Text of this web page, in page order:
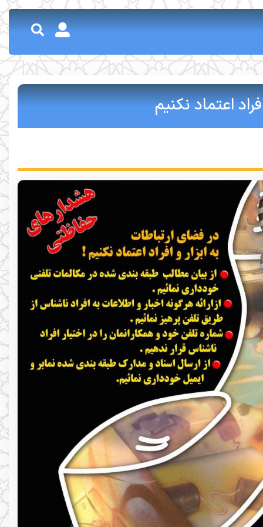
اعتماد نکنیم